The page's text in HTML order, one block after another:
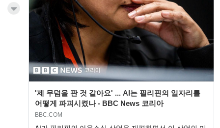
'제 무덤을 판 것 같아요' ... AI는 필리핀의 일자리를
어떻게 파괴시켰나 - BBC News 코리아
BBC.COM